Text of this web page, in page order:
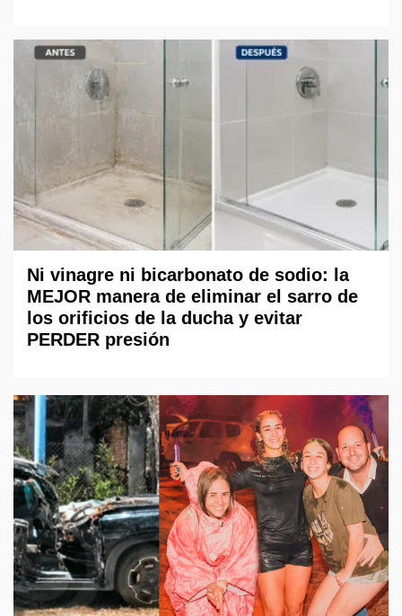
Ni vinagre ni bicarbonato de sodio: la
MEJOR manera de eliminar el sarro de
los orificios de la ducha y evitar
PERDER presión